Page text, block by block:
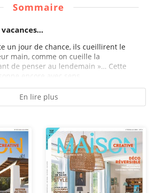
Sommaire
un jour de chance, ils cueillirent le
main, comme on cueille la
de penser au lendemain »… Cette
encore avec sens,...
En lire plus